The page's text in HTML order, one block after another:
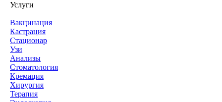
Услуги
Вакцинация
Кастрация
Стационар
Узи
Анализы
Стоматология
Кремация
Хирургия
Терапия